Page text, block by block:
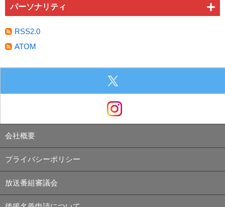
パーソナリティ
RSS2.0
ATOM
会社概要
プライバシーポリシー
放送番組審議会